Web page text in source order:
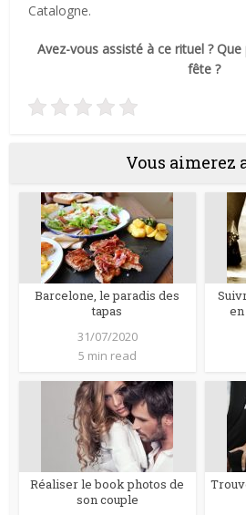
Catalogne.
Avez-vous assisté à ce rituel ?
fête ?
Vous aimerez
Barcelone, le paradis des
tapas
31/07/2020
5 min read
Réaliser le book photos de
son couple